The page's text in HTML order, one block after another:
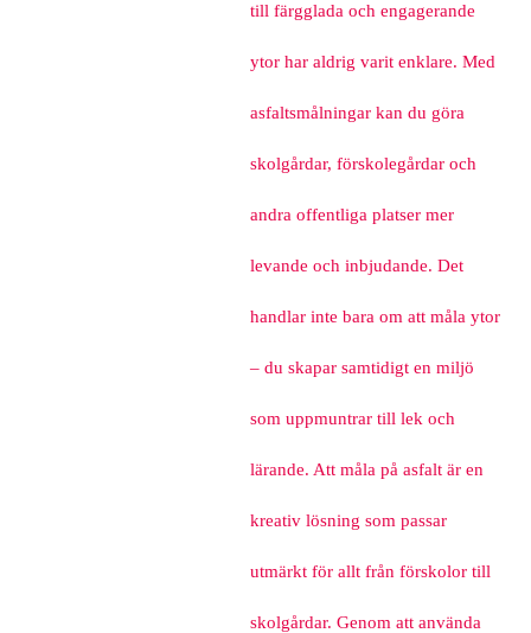
till färgglada och engagerande
ytor har aldrig varit enklare. Med
asfaltsmålningar kan du göra
skolgårdar, förskolegårdar och
andra offentliga platser mer
levande och inbjudande. Det
handlar inte bara om att måla ytor
– du skapar samtidigt en miljö
som uppmuntrar till lek och
lärande. Att måla på asfalt är en
kreativ lösning som passar
utmärkt för allt från förskolor till
skolgårdar. Genom att använda